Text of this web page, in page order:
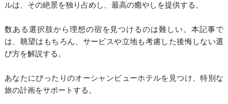
ルは、その絶景を独り占めし、最高の癒やしを提供する。
数ある選択肢から理想の宿を見つけるのは難しい。本記事で
は、眺望はもちろん、サービスや立地も考慮した後悔しない選
び方を解説する。
あなたにぴったりのオーシャンビューホテルを見つけ、特別な
旅の計画をサポートする。